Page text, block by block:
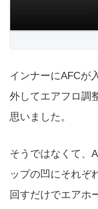
インナーにAFCが
外してエアフロ調
思いました。
そうではなくて、
ップの凹にそれぞ
回すだけでエアホ